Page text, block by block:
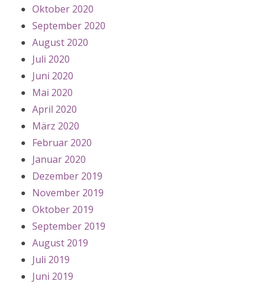
Oktober 2020
September 2020
August 2020
Juli 2020
Juni 2020
Mai 2020
April 2020
März 2020
Februar 2020
Januar 2020
Dezember 2019
November 2019
Oktober 2019
September 2019
August 2019
Juli 2019
Juni 2019